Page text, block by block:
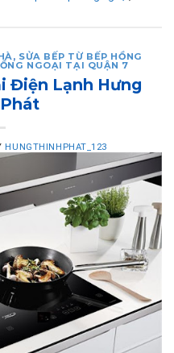
, SỬA BẾP TỪ BẾP HỒNG
NGOẠI TẠI QUẬN 7
Điện Lạnh Hưng
HUNGTHINHPHAT_123